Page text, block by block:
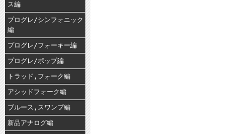
ス編
プログレ/シンフォニック
編
プログレ/フォーキー編
プログレ/ポップ編
トラッド,フォーク編
アシッドフォーク編
ブルース,スワンプ編
新品アナログ編